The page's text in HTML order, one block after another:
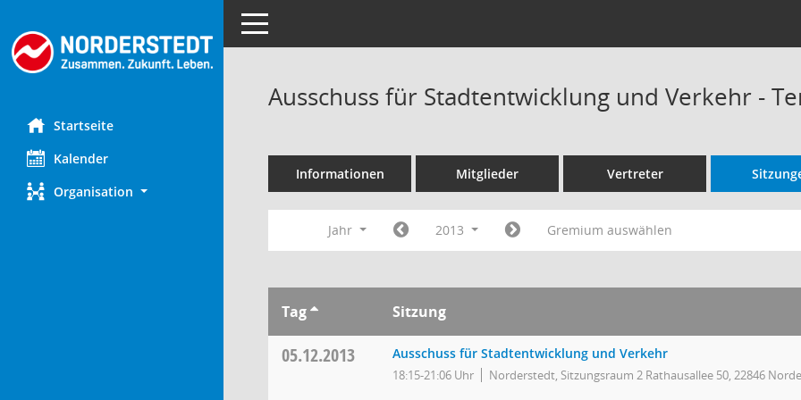
Startseite
Kalender
Organisation
Toggle navigation
Ausschuss für Stadtentwicklung und Verkehr -
Informationen Mitglieder Vertreter
Jahr 2013 Gremium auswählen
Tag Sitzung
05.12.2013 Ausschuss für Stadtentwicklung und Verkehr
18:15-21:06 Uhr Norderstedt, Sitzungsraum 2 Rathausallee 50, 22846